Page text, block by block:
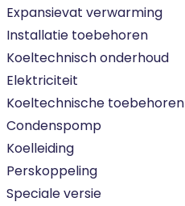
Expansievat verwarming
Installatie toebehoren
Koeltechnisch onderhoud
Elektriciteit
Koeltechnische toebehoren
Condenspomp
Koelleiding
Perskoppeling
Speciale versie